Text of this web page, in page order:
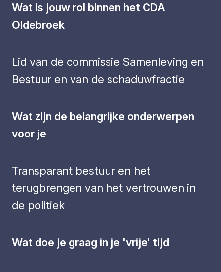
Wat is jouw rol binnen het CDA
Oldebroek
Lid van de commissie Samenleving en
Bestuur en van de schaduwfractie
Wat zijn de belangrijke onderwerpen
voor je
Transparant bestuur en het
terugbrengen van het vertrouwen in
de politiek
Wat doe je graag in je 'vrije' tijd